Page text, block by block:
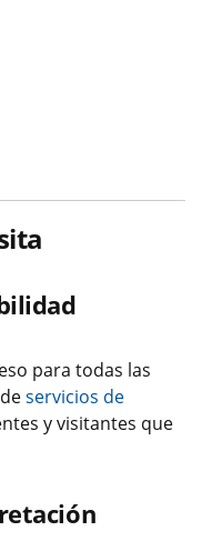
para todas las
servicios de
y visitantes que